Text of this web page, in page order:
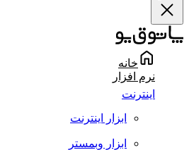
خانه
نرم افزار
اینترنت
ابزار اینترنت
ابزار وبمستر